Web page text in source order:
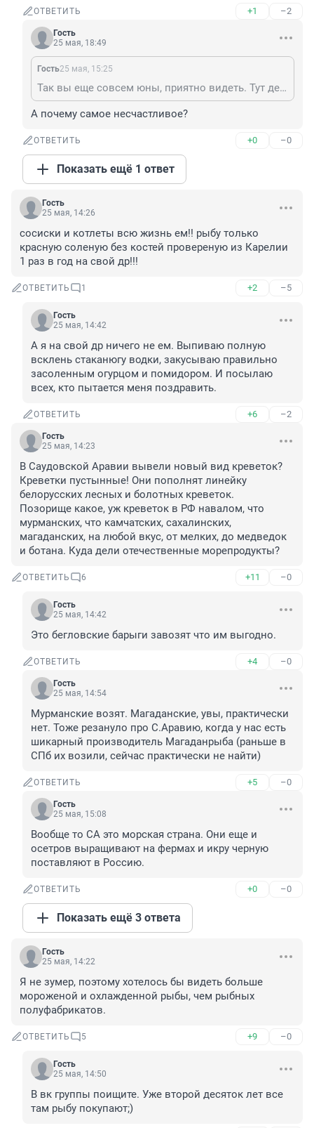
ОТВЕТИТЬ +1 –2
Гость
25 мая, 18:49
Гость25 мая, 15:25
Так вы еще совсем юны, приятно видеть. Тут деды собираются в основном в комментариях, надоели. Я не то чтобы дед, но успел вскочить в самое последнее поколение 60-х. Самое несчастливое.
А почему самое несчастливое?
ОТВЕТИТЬ +0 –0
Показать ещё 1 ответ
Гость
25 мая, 14:26
сосиски и котлеты всю жизнь ем!! рыбу только
красную соленую без костей провереную из Карелии
1 раз в год на свой др!!!
ОТВЕТИТЬ 1 +2 –5
Гость
25 мая, 14:42
А я на свой др ничего не ем. Выпиваю полную
всклень стаканюгу водки, закусываю правильно
засоленным огурцом и помидором. И посылаю
всех, кто пытается меня поздравить.
ОТВЕТИТЬ +6 –2
Гость
25 мая, 14:23
В Саудовской Аравии вывели новый вид креветок?
Креветки пустынные! Они пополнят линейку
белорусских лесных и болотных креветок.
Позорище какое, уж креветок в РФ навалом, что
мурманских, что камчатских, сахалинских,
магаданских, на любой вкус, от мелких, до медведок
и ботана. Куда дели отечественные морепродукты?
ОТВЕТИТЬ 6 +11 –0
Гость
25 мая, 14:42
Это бегловские барыги завозят что им выгодно.
ОТВЕТИТЬ +4 –0
Гость
25 мая, 14:54
Мурманские возят. Магаданские, увы, практически
нет. Тоже резануло про С.Аравию, когда у нас есть
шикарный производитель Магаданрыба (раньше в
СПб их возили, сейчас практически не найти)
ОТВЕТИТЬ +5 –0
Гость
25 мая, 15:08
Вообще то СА это морская страна. Они еще и
осетров выращивают на фермах и икру черную
поставляют в Россию.
ОТВЕТИТЬ +0 –0
Показать ещё 3 ответа
Гость
25 мая, 14:22
Я не зумер, поэтому хотелось бы видеть больше
мороженой и охлажденной рыбы, чем рыбных
полуфабрикатов.
ОТВЕТИТЬ 5 +9 –0
Гость
25 мая, 14:50
В вк группы поищите. Уже второй десяток лет все
там рыбу покупают;)